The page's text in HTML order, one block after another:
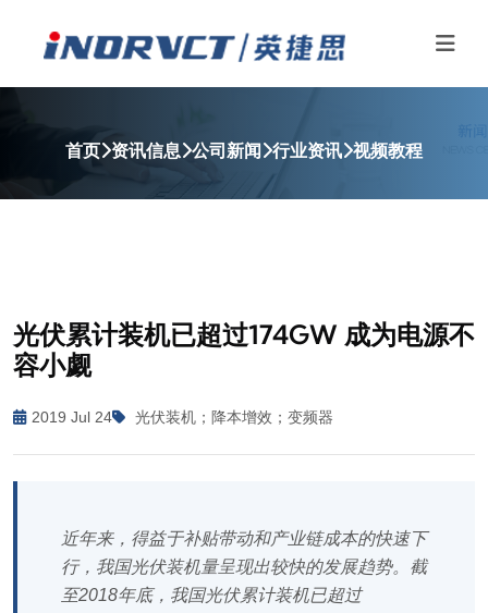
首页 资讯信息 公司新闻 行业资讯 视频教程
光伏累计装机已超过174GW 成为电源不
容小觑
2019 Jul 24 光伏装机；降本增效；变频器
近年来，得益于补贴带动和产业链成本的快速下
行，我国光伏装机量呈现出较快的发展趋势。截
至2018年底，我国光伏累计装机已超过